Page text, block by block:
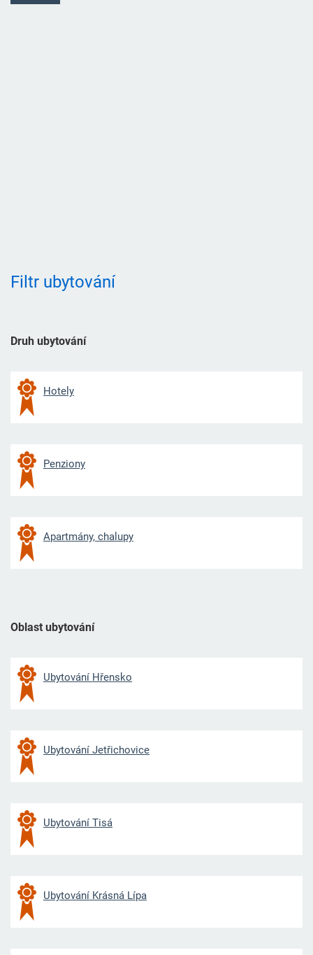
Filtr ubytování
Druh ubytování
Hotely
Penziony
Apartmány, chalupy
Oblast ubytování
Ubytování Hřensko
Ubytování Jetřichovice
Ubytování Tisá
Ubytování Krásná Lípa